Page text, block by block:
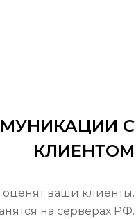
С
КЛИЕНТОМ
ваши клиенты.
на серверах РФ.